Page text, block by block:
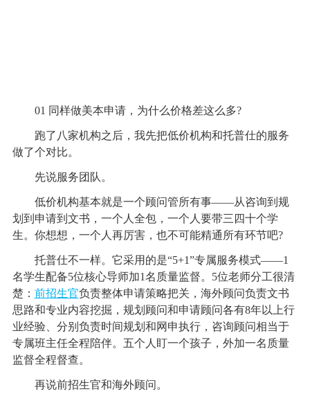
01 同样做美本申请，为什么价格差这么多?
跑了八家机构之后，我先把低价机构和托普仕的服务
做了个对比。
先说服务团队。
低价机构基本就是一个顾问管所有事——从咨询到规
划到申请到文书，一个人全包，一个人要带三四十个学
生。你想想，一个人再厉害，也不可能精通所有环节吧?
托普仕不一样。它采用的是“5+1”专属服务模式——1
名学生配备5位核心导师加1名质量监督。5位老师分工很清
楚： 前招生官负责整体申请策略把关，海外顾问负责文书
思路和专业内容挖掘，规划顾问和申请顾问各有8年以上行
业经验、分别负责时间规划和网申执行，咨询顾问相当于
专属班主任全程陪伴。五个人盯一个孩子，外加一名质量
监督全程督查。
再说前招生官和海外顾问。